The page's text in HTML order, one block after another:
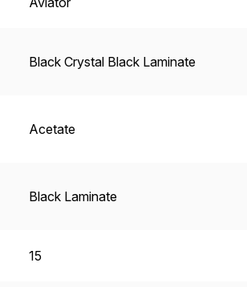
Black Crystal Black Laminate
Acetate
Black Laminate
15